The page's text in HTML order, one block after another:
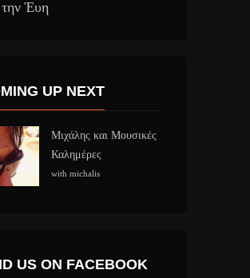
την Έυη
UP NEXT
Μιχάλης και Μουσικές
Καλημέρες
with michalis
US ON FACEBOOK